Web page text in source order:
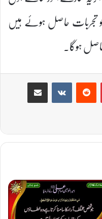
تجربات حاصل ہوئے ہیں
ہوگا۔